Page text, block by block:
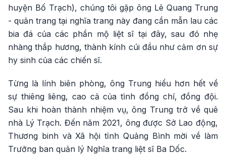
huyện Bố Trạch), chúng tôi gặp ông Lê Quang Trung
- quản trang tại nghĩa trang này đang cần mẫn lau các
bia đá của các phần mộ liệt sĩ tại đây, sau đó nhẹ
nhàng thắp hương, thành kính cúi đầu như cảm ơn sự
hy sinh của các chiến sĩ.
Từng là lính biên phòng, ông Trung hiểu hơn hết về
sự thiêng liêng, cao cả của tình đồng chí, đồng đội.
Sau khi hoàn thành nhiệm vụ, ông Trung trở về quê
nhà Lý Trạch. Đến năm 2021, ông được Sở Lao động,
Thương binh và Xã hội tỉnh Quảng Bình mời về làm
Trưởng ban quản lý Nghĩa trang liệt sĩ Ba Dốc.